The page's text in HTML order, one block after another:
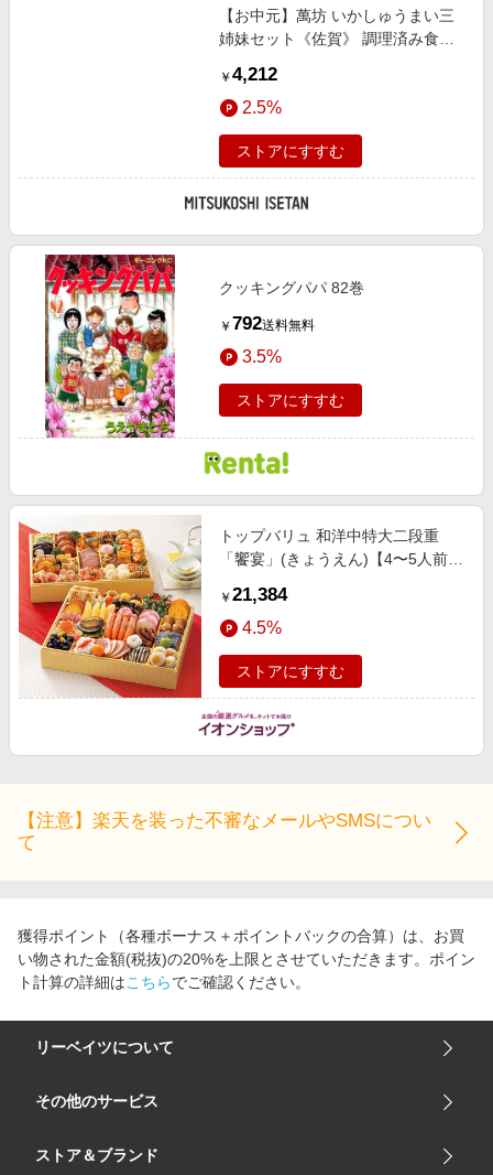
【お中元】萬坊 いかしゅうまい三
姉妹セット《佐賀》 調理済み食品
￥ 4,212
2.5%
ストアにすすむ
クッキングパパ 82巻
￥ 792送料無料
3.5%
ストアにすすむ
トップバリュ 和洋中特大二段重
「饗宴」(きょうえん)【4〜5人前・
ち・オードブル【イオン厳選おせ
ち】
￥ 21,384
4.5%
ストアにすすむ
【注意】楽天を装った不審なメールやSMSについ
て
獲得ポイント（各種ボーナス＋ポイントバックの合算）は、お買
い物された金額(税抜)の20%を上限とさせていただきます。ポイン
ト計算の詳細はこちらでご確認ください。
リーベイツについて
会社概要
サイトマップ
その他のサービス
楽天市場
ストア＆ブランド